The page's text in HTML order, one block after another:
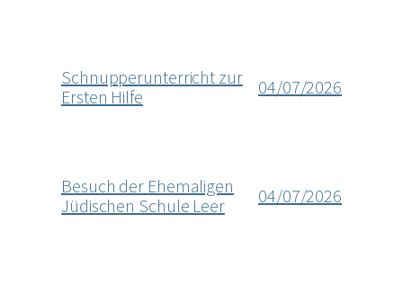
Schnupperunterricht zur
Ersten Hilfe
04/07/2026
Besuch der Ehemaligen
Jüdischen Schule Leer
04/07/2026